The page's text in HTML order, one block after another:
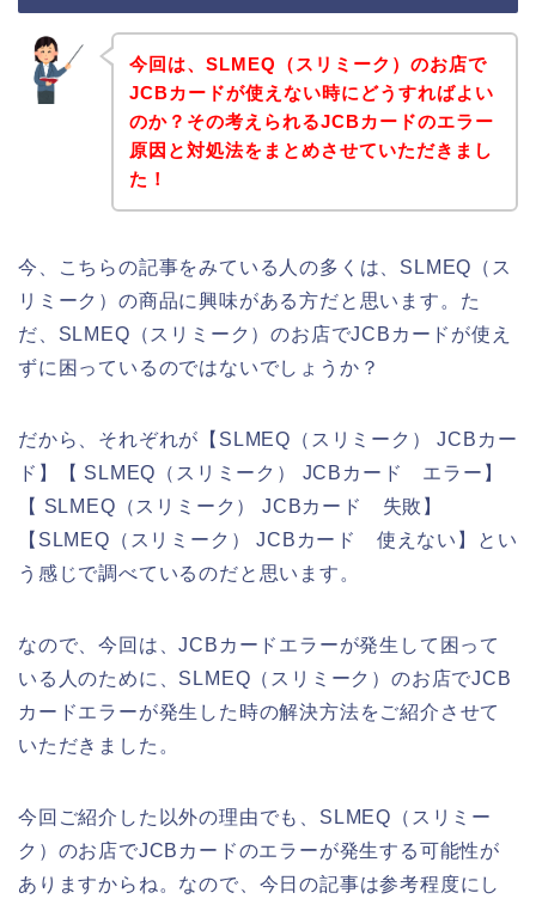
今回は、SLMEQ（スリミーク）のお店で
JCBカードが使えない時にどうすればよい
のか？その考えられるJCBカードのエラー
原因と対処法をまとめさせていただきまし
た！
今、こちらの記事をみている人の多くは、SLMEQ（ス
リミーク）の商品に興味がある方だと思います。た
だ、SLMEQ（スリミーク）のお店でJCBカードが使え
ずに困っているのではないでしょうか？
だから、それぞれが【SLMEQ（スリミーク） JCBカー
ド】【 SLMEQ（スリミーク） JCBカード エラー】
【 SLMEQ（スリミーク） JCBカード 失敗】
【SLMEQ（スリミーク） JCBカード 使えない】とい
う感じで調べているのだと思います。
なので、今回は、JCBカードエラーが発生して困って
いる人のために、SLMEQ（スリミーク）のお店でJCB
カードエラーが発生した時の解決方法をご紹介させて
いただきました。
今回ご紹介した以外の理由でも、SLMEQ（スリミー
ク）のお店でJCBカードのエラーが発生する可能性が
ありますからね。なので、今日の記事は参考程度にし